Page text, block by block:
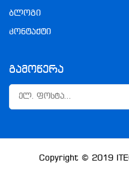
ბლოგი
კონტაქტი
Გამოწერა
Copyright © 2019